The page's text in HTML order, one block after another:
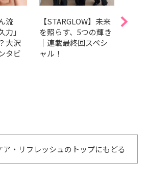
流
力」
大沢
タビ
【STARGLOW】未来
を照らす、5つの輝き
｜連載最終回スペシ
ャル！
美を
・リフレッシュのトップにもどる